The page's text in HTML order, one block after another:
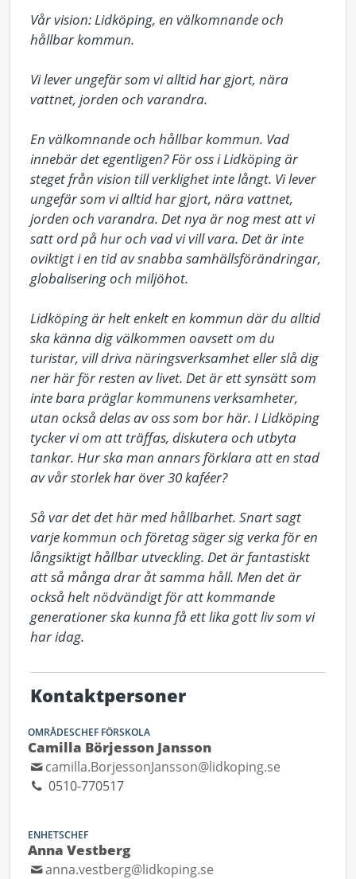
Vår vision: Lidköping, en välkomnande och
hållbar kommun.
Vi lever ungefär som vi alltid har gjort, nära
vattnet, jorden och varandra.
En välkomnande och hållbar kommun. Vad
innebär det egentligen? För oss i Lidköping är
steget från vision till verklighet inte långt. Vi lever
ungefär som vi alltid har gjort, nära vattnet,
jorden och varandra. Det nya är nog mest att vi
satt ord på hur och vad vi vill vara. Det är inte
oviktigt i en tid av snabba samhällsförändringar,
globalisering och miljöhot.
Lidköping är helt enkelt en kommun där du alltid
ska känna dig välkommen oavsett om du
turistar, vill driva näringsverksamhet eller slå dig
ner här för resten av livet. Det är ett synsätt som
inte bara präglar kommunens verksamheter,
utan också delas av oss som bor här. I Lidköping
tycker vi om att träffas, diskutera och utbyta
tankar. Hur ska man annars förklara att en stad
av vår storlek har över 30 kaféer?
Så var det det här med hållbarhet. Snart sagt
varje kommun och företag säger sig verka för en
långsiktigt hållbar utveckling. Det är fantastiskt
att så många drar åt samma håll. Men det är
också helt nödvändigt för att kommande
generationer ska kunna få ett lika gott liv som vi
har idag.
Kontaktpersoner
OMRÅDESCHEF FÖRSKOLA
Camilla Börjesson Jansson
camilla.BorjessonJansson@lidkoping.se
0510-770517
ENHETSCHEF
Anna Vestberg
anna.vestberg@lidkoping.se